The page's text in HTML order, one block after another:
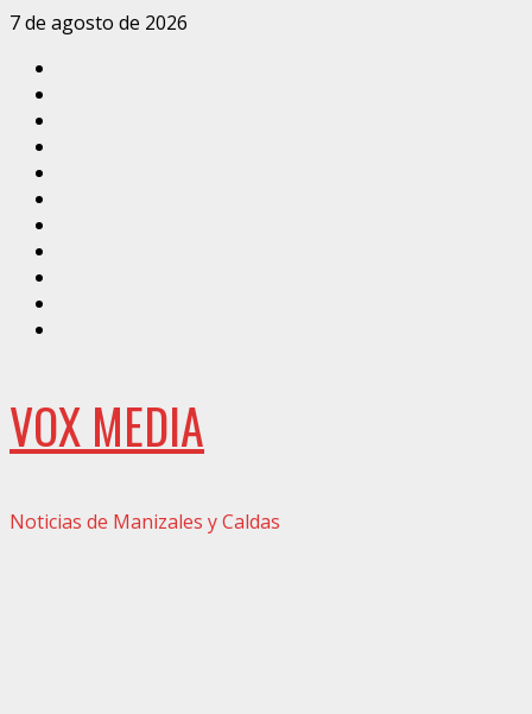
Saltar
contenido
7 de agosto de 2026
VOX MEDIA
Noticias de Manizales y Caldas